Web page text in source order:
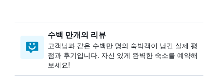
수백 만개의 리뷰
고객님과 같은 수백만 명의 숙박객이 남긴 실제 평
점과 후기입니다. 자신 있게 완벽한 숙소를 예약해
보세요!